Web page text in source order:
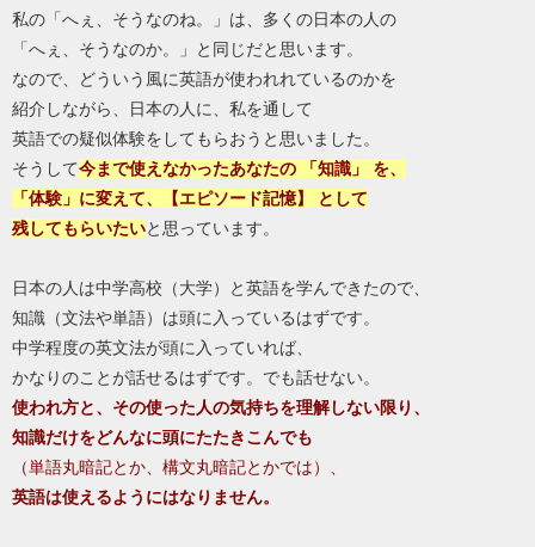
私の「へぇ、そうなのね。」は、多くの日本の人の
「へぇ、そうなのか。」と同じだと思います。
なので、どういう風に英語が使われれているのかを
紹介しながら、日本の人に、私を通して
英語での疑似体験をしてもらおうと思いました。
そうして今まで使えなかったあなたの 「知識」 を、
「体験」に変えて、【エピソード記憶】 として
残してもらいたいと思っています。
日本の人は中学高校（大学）と英語を学んできたので、
知識（文法や単語）は頭に入っているはずです。
中学程度の英文法が頭に入っていれば、
かなりのことが話せるはずです。でも話せない。
使われ方と、その使った人の気持ちを理解しない限り、
知識だけをどんなに頭にたたきこんでも
（単語丸暗記とか、構文丸暗記とかでは）、
英語は使えるようにはなりません。